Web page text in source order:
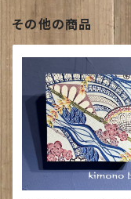
その他の商品